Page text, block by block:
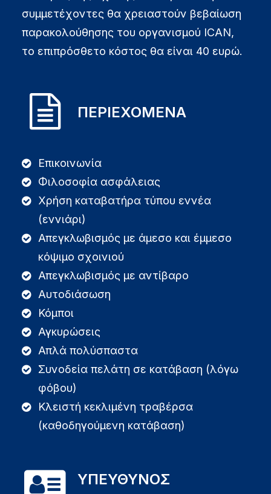
συμμετέχοντες θα χρειαστούν βεβαίωση
παρακολούθησης του οργανισμού ICAN,
το επιπρόσθετο κόστος θα είναι 40 ευρώ.
ΠΕΡΙΕΧΟΜΕΝΑ
Επικοινωνία
Φιλοσοφία ασφάλειας
Χρήση καταβατήρα τύπου εννέα
(εννιάρι)
Απεγκλωβισμός με άμεσο και έμμεσο
κόψιμο σχοινιού
Απεγκλωβισμός με αντίβαρο
Αυτοδιάσωση
Κόμποι
Αγκυρώσεις
Απλά πολύσπαστα
Συνοδεία πελάτη σε κατάβαση (λόγω
φόβου)
Κλειστή κεκλιμένη τραβέρσα
(καθοδηγούμενη κατάβαση)
ΥΠΕΥΘΥΝΟΣ